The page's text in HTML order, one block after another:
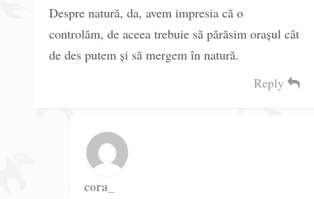
Despre natură, da, avem impresia că o
controlăm, de aceea trebuie să părăsim orașul cât
de des putem și să mergem în natură.
Reply
cora_